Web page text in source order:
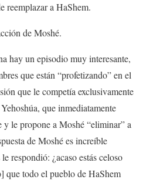
reemplazar a HaShem.
de Moshé.
hay un episodio muy interesante,
que están “profetizando” en el
que le competía exclusivamente
que inmediatamente
y le propone a Moshé “eliminar” a
de Moshé es increíble
respondió: ¿acaso estás celoso
que todo el pueblo de HaShem